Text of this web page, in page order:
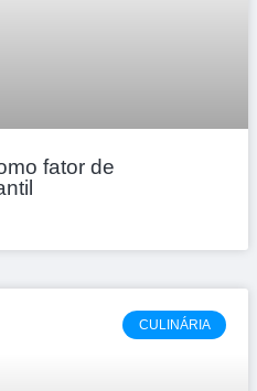
fator de
CULINÁRIA